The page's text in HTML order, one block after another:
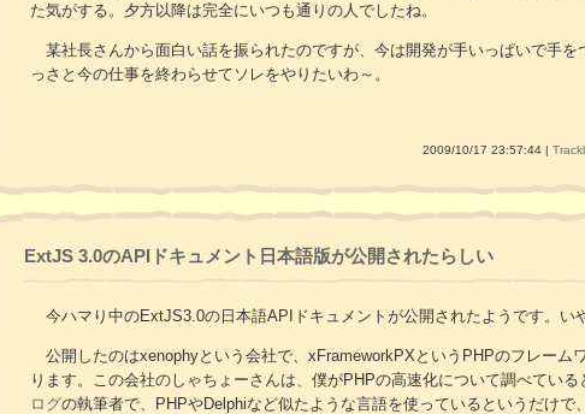
た気がする。夕方以降は完全にいつも通りの人でしたね。
某社長さんから面白い話を振られたのですが、今は開発が手いっぱいで手を
っさと今の仕事を終わらせてソレをやりたいわ～。
2009/10/17 23:57:44 |
ExtJS 3.0のAPIドキュメント日本語版が公開されたらしい
今ハマり中のExtJS3.0の日本語APIドキュメントが公開されたようです。い
公開したのはxenophyという会社で、xFrameworkPXというPHPのフレーム
ります。この会社のしゃちょーさんは、僕がPHPの高速化について調べている
ログの執筆者で、PHPやDelphiなど似たような言語を使っているというだけで